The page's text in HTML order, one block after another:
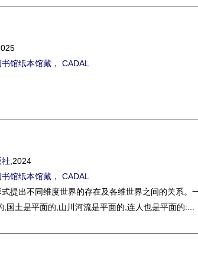
馆纸本馆藏 ， CADAL
,2024
馆纸本馆藏 ， CADAL
提出不同维度世界的存在及各维世界之间的关系。
国土是平面的,山川河流是平面的,连人也是平面的:...